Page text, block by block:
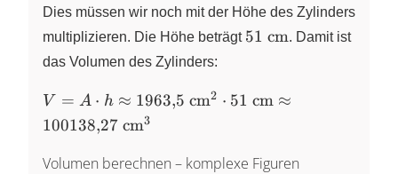
(25~\text{cm})^{2}
\approx
1963{,}5~\text{cm}^{2}
Dies müssen wir noch mit der Höhe des Zylinders
multiplizieren. Die Höhe beträgt 51~\text{cm}
51 cm. Damit ist
das Volumen des Zylinders:
V = A \cdot h \approx
1963{,}5~\text{cm}^{2}
\cdot 51~\text{cm} \approx
100138{,}27~\text{cm}^{3}
V = A ⋅ h ≈ 1963,5 cm2 ⋅ 51 cm ≈
100138,27 cm3
Volumen berechnen – komplexe Figuren